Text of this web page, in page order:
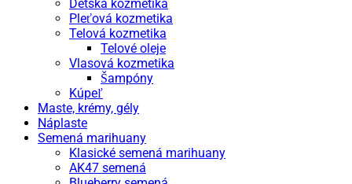
Detská kozmetika
Pleťová kozmetika
Telová kozmetika
Telové oleje
Vlasová kozmetika
Šampóny
Kúpeľ
Maste, krémy, gély
Náplaste
Semená marihuany
Klasické semená marihuany
AK47 semená